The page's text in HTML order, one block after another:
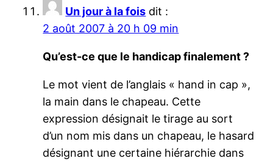
Un jour à la fois dit :
2 août 2007 à 20 h 09 min
Qu’est-ce que le handicap finalement ?
Le mot vient de l’anglais « hand in cap »,
la main dans le chapeau. Cette
expression désignait le tirage au sort
d’un nom mis dans un chapeau, le hasard
désignant une certaine hiérarchie dans